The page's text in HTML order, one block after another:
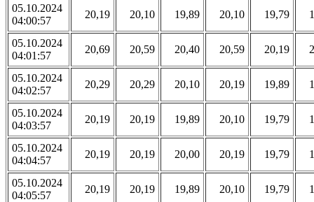
05.10.2024
04:00:57
20,19 20,10 19,89 20,10 19,79
05.10.2024
04:01:57
20,69 20,59 20,40 20,59 20,19
05.10.2024
04:02:57
20,29 20,29 20,10 20,19 19,89
05.10.2024
04:03:57
20,19 20,19 19,89 20,10 19,79
05.10.2024
04:04:57
20,19 20,19 20,00 20,19 19,79
05.10.2024
04:05:57
20,19 20,19 19,89 20,10 19,79